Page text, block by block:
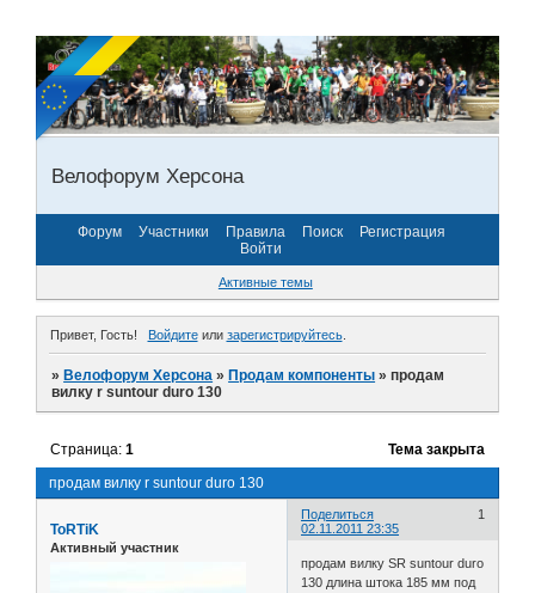
Велофорум Херсона
Форум Участники Правила Поиск
Регистрация
Войти
Активные темы
Привет, Гость! Войдитеили зарегистрируйтесь.
»Велофорум Херсона »Продам компоненты »продам
вилку r suntour duro 130
продам вилку r suntour duro 130
Страница:1 Тема закрыта
Поделиться
1
02.11.2011 23:35
ToRTiK
Активный участник
продам вилку SR suntour duro
130 длина штока 185 мм под